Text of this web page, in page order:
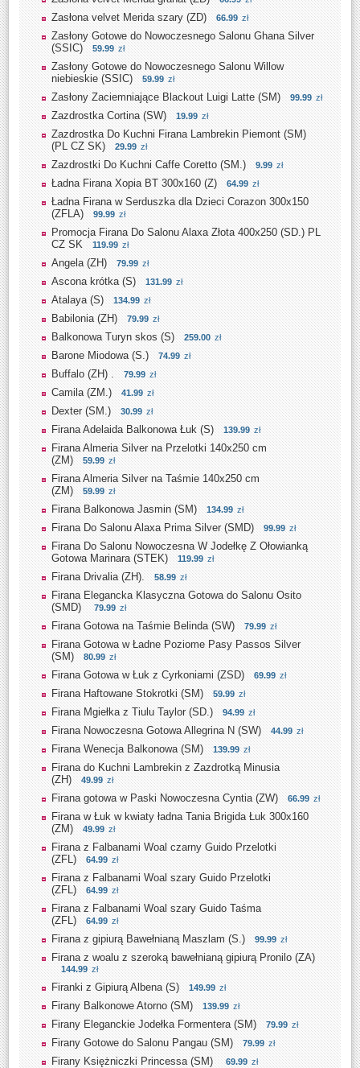
Zasłona velvet Merida szary (ZD) 66.99 zł
Zasłony Gotowe do Nowoczesnego Salonu Ghana Silver
(SSIC)
59.99 zł
Zasłony Gotowe do Nowoczesnego Salonu Willow
niebieskie (SSIC)
59.99 zł
Zasłony Zaciemniające Blackout Luigi Latte (SM) 99.99 zł
Zazdrostka Cortina (SW) 19.99 zł
Zazdrostka Do Kuchni Firana Lambrekin Piemont (SM)
(PL CZ SK)
29.99 zł
Zazdrostki Do Kuchni Caffe Coretto (SM.) 9.99 zł
Ładna Firana Xopia BT 300x160 (Z) 64.99 zł
Ładna Firana w Serduszka dla Dzieci Corazon 300x150
(ZFLA)
99.99 zł
Promocja Firana Do Salonu Alaxa Złota 400x250 (SD.) PL
CZ SK
119.99 zł
Angela (ZH) 79.99 zł
Ascona krótka (S) 131.99 zł
Atalaya (S) 134.99 zł
Babilonia (ZH) 79.99 zł
Balkonowa Turyn skos (S) 259.00 zł
Barone Miodowa (S.) 74.99 zł
Buffalo (ZH) . 79.99 zł
Camila (ZM.) 41.99 zł
Dexter (SM.) 30.99 zł
Firana Adelaida Balkonowa Łuk (S) 139.99 zł
Firana Almeria Silver na Przelotki 140x250 cm
(ZM)
59.99 zł
Firana Almeria Silver na Taśmie 140x250 cm
(ZM)
59.99 zł
Firana Balkonowa Jasmin (SM) 134.99 zł
Firana Do Salonu Alaxa Prima Silver (SMD) 99.99 zł
Firana Do Salonu Nowoczesna W Jodełkę Z Ołowianką
Gotowa Marinara (STEK)
119.99 zł
Firana Drivalia (ZH). 58.99 zł
Firana Elegancka Klasyczna Gotowa do Salonu Osito
(SMD)
79.99 zł
Firana Gotowa na Taśmie Belinda (SW) 79.99 zł
Firana Gotowa w Ładne Poziome Pasy Passos Silver
(SM)
80.99 zł
Firana Gotowa w Łuk z Cyrkoniami (ZSD) 69.99 zł
Firana Haftowane Stokrotki (SM) 59.99 zł
Firana Mgiełka z Tiulu Taylor (SD.) 94.99 zł
Firana Nowoczesna Gotowa Allegrina N (SW) 44.99 zł
Firana Wenecja Balkonowa (SM) 139.99 zł
Firana do Kuchni Lambrekin z Zazdrotką Minusia
(ZH)
49.99 zł
Firana gotowa w Paski Nowoczesna Cyntia (ZW) 66.99 zł
Firana w Łuk w kwiaty ładna Tania Brigida Łuk 300x160
(ZM)
49.99 zł
Firana z Falbanami Woal czarny Guido Przelotki
(ZFL)
64.99 zł
Firana z Falbanami Woal szary Guido Przelotki
(ZFL)
64.99 zł
Firana z Falbanami Woal szary Guido Taśma
(ZFL)
64.99 zł
Firana z gipiurą Bawełnianą Maszlam (S.) 99.99 zł
Firana z woalu z szeroką bawełnianą gipiurą Pronilo (ZA)
144.99 zł
Firanki z Gipiurą Albena (S) 149.99 zł
Firany Balkonowe Atorno (SM) 139.99 zł
Firany Eleganckie Jodełka Formentera (SM) 79.99 zł
Firany Gotowe do Salonu Pangau (SM) 79.99 zł
Firany Księżniczki Princessa (SM) 69.99 zł